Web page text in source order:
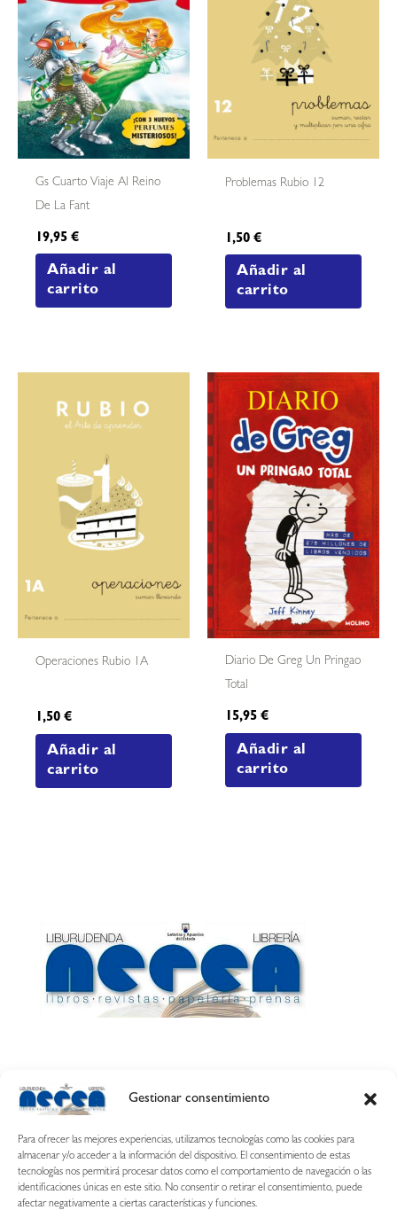
Gestionar consentimiento
Para ofrecer las mejores experiencias, utilizamos tecnologías como las cookies para
almacenar y/o acceder a la información del dispositivo. El consentimiento de estas
tecnologías nos permitirá procesar datos como el comportamiento de navegación o las
identificaciones únicas en este sitio. No consentir o retirar el consentimiento, puede
afectar negativamente a ciertas características y funciones.
Gs Cuarto Viaje Al Reino
De La Fant
19,95€
Añadir al
carrito
Problemas Rubio 12
1,50€
Añadir al
carrito
Operaciones Rubio 1A
1,50€
Añadir al
carrito
Diario De Greg Un Pringao
Total
15,95€
Añadir al
carrito
Calle Esquíroz, 27
687 54 31 70
nerearetamonge@gmail.com